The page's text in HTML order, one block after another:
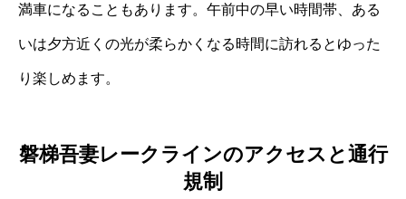
満車になることもあります。午前中の早い時間帯、ある
いは夕方近くの光が柔らかくなる時間に訪れるとゆった
り楽しめます。
磐梯吾妻レークラインのアクセスと通行
規制